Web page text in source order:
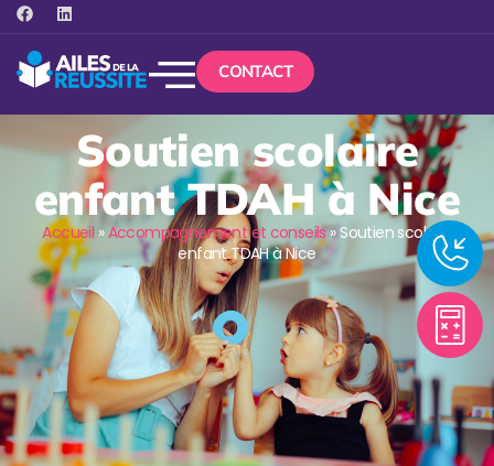
CONTACT
Soutien scolaire
enfant TDAH à Nice
Accueil »Accompagnement et conseils» Soutien scolaire
enfant TDAH à Nice